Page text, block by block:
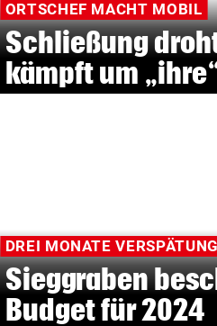
ORTSCHEF MACHT MOBIL
Schließung
kämpft um
DREI MONATE VERSPÄTUNG
Sieggraben
Budget für 2024